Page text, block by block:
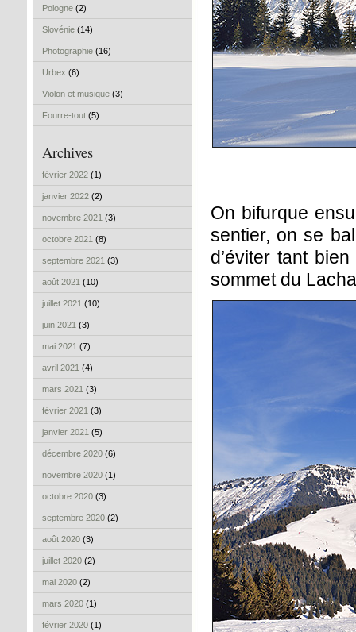
Pologne (2)
Slovénie (14)
Photographie (16)
Urbex (6)
Violon et musique (3)
Fourre-tout (5)
Archives
février 2022 (1)
janvier 2022 (2)
novembre 2021 (3)
octobre 2021 (8)
septembre 2021 (3)
août 2021 (10)
juillet 2021 (10)
juin 2021 (3)
mai 2021 (7)
avril 2021 (4)
mars 2021 (3)
février 2021 (3)
janvier 2021 (5)
décembre 2020 (6)
novembre 2020 (1)
octobre 2020 (3)
septembre 2020 (2)
août 2020 (3)
juillet 2020 (2)
mai 2020 (2)
mars 2020 (1)
février 2020 (1)
On bifurque
sentier, on se
d’éviter tant
sommet du